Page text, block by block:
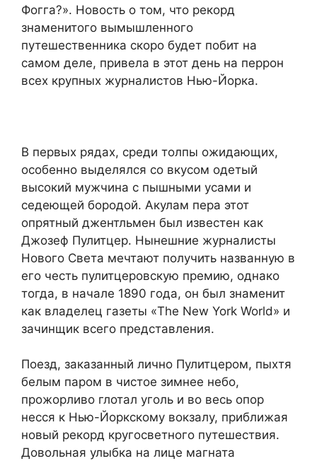
Фогга?». Новость о том, что рекорд
знаменитого вымышленного
путешественника скоро будет побит на
самом деле, привела в этот день на перрон
всех крупных журналистов Нью-Йорка.
В первых рядах, среди толпы ожидающих,
особенно выделялся со вкусом одетый
высокий мужчина с пышными усами и
седеющей бородой. Акулам пера этот
опрятный джентльмен был известен как
Джозеф Пулитцер. Нынешние журналисты
Нового Света мечтают получить названную в
его честь пулитцеровскую премию, однако
тогда, в начале 1890 года, он был знаменит
как владелец газеты «The New York World» и
зачинщик всего представления.
Поезд, заказанный лично Пулитцером, пыхтя
белым паром в чистое зимнее небо,
прожорливо глотал уголь и во весь опор
несся к Нью-Йоркскому вокзалу, приближая
новый рекорд кругосветного путешествия.
Довольная улыбка на лице магната